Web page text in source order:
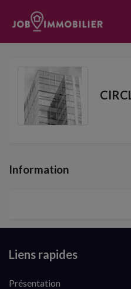
Information
Liens rapides
Présentation